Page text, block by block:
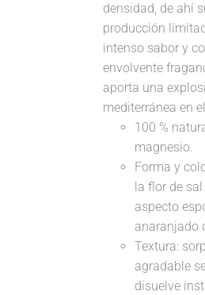
densidad, de ahí
producción
intenso sabor y
envolvente
aporta una
mediterránea en
100 %
magnesio.
Forma y
la flor de
aspecto
anaranjado
Textura:
agradable
disuelve